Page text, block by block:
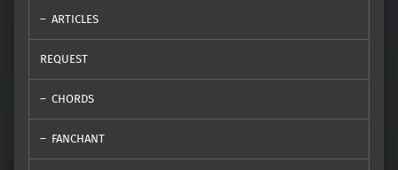
ARTICLES
REQUEST
CHORDS
FANCHANT